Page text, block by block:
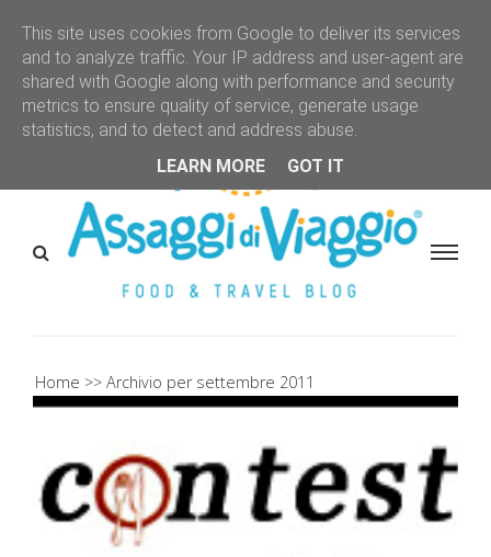
Home Archivio per settembre 2011
This site uses cookies from Google to deliver its services
and to analyze traffic. Your IP address and user-agent are
shared with Google along with performance and security
metrics to ensure quality of service, generate usage
statistics, and to detect and address abuse.
LEARN MORE
GOT IT